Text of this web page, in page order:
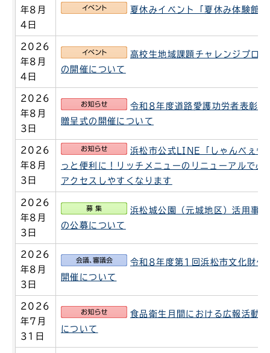
年8月
4日
イベント 夏休みイベント「夏休み体験館
2026
年8月
4日
イベント
高校生地域課題チャレンジプロ
の開催について
2026
年8月
3日
お知らせ
令和8年度道路愛護功労者表彰伝
贈呈式の開催について
2026
年8月
3日
お知らせ
浜松市公式LINE「しゃんべぇ情
っと便利に！リッチメニューのリニューアルで必
アクセスしやすくなります
2026
年8月
3日
浜松城公園（元城地区）活用事
の公募について
2026
年8月
3日
会議、審議会
令和8年度第1回浜松市文化財保
開催について
2026
年7月
31日
お知らせ
食品衛生月間における広報活動
について